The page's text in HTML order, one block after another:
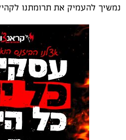
נמשיך להעמיק את תרומתנו